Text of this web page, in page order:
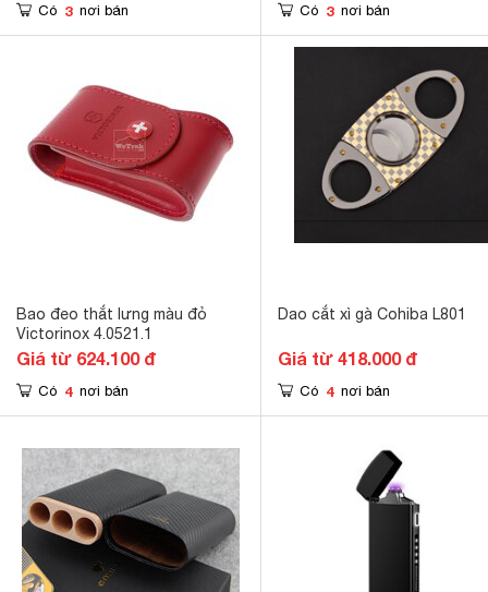
Có 3 nơi bán Có 3 nơi bán
Bao đeo thắt lưng màu đỏ
Victorinox 4.0521.1
Giá từ 624.100 đ
Có 4 nơi bán
Dao cắt xì gà Cohiba L801
Giá từ 418.000 đ
Có 4 nơi bán